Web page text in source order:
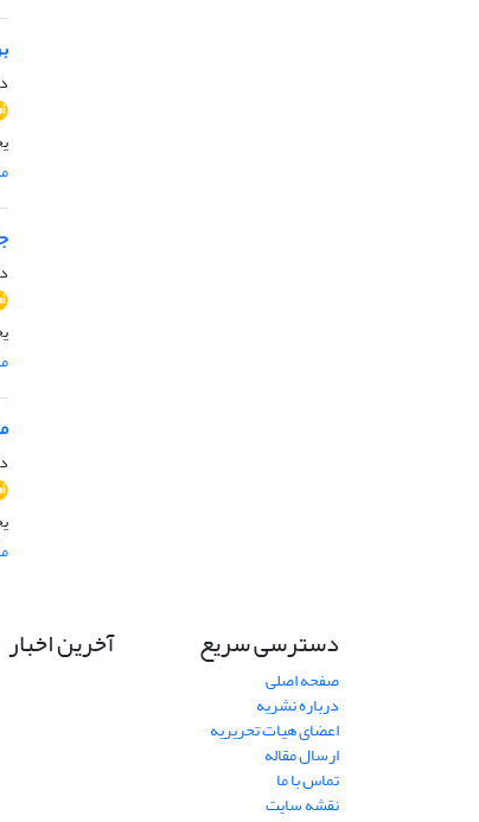
دوره
دوره
دسترسی سریع
صفحه اصلی
درباره نشریه
اعضای هیات تحریریه
ارسال مقاله
تماس با ما
نقشه سایت
آخرین اخبار